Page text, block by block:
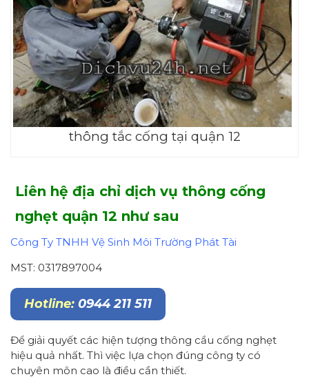
thông tắc cống tại quận 12
Liên hệ địa chỉ dịch vụ thông cống
nghẹt quận 12 như sau
Công Ty TNHH Vệ Sinh Môi Trường Phát Tài
MST: 0317897004
Hotline: 0944 211 511
Để giải quyết các hiện tượng thông cầu cống nghẹt
hiệu quả nhất. Thì việc lựa chọn đúng công ty có
chuyên môn cao là điều cần thiết.